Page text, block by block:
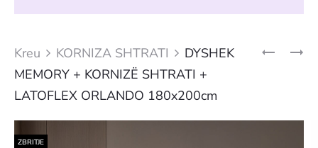
DYSHEK
DYSHEK
Kreu KORNIZA SHTRATI
DYSHEK
MEMORY + KORNIZË SHTRATI +
LATOFLEX ORLANDO 180x200cm
ZBRITJE